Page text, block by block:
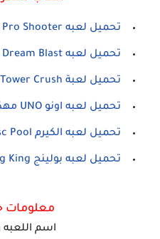
تحميل لعبه FRAG Pro Shooter مهكرة للاندرويد
تحميل لعبه Angry Birds Dream Blast مهكرة للاندرويد
تحميل لعبة Tower Crush مهكرة للاندرويد
تحميل لعبه اونو UNO مهكره للاندرويد جديده
تحميل لعبه الكيرم Carrom Disc Pool مهكره للاندرويد
تحميل لعبه بولينج Bowling King مهكره للاندرويد
معلومات
اسم اللعبه